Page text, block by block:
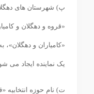
پ) شهرستان‏ های
«قروه و دهگلان و
«کامیاران و دهگلان»،
یک نماینده ایجاد می‏
ت) نام حوزه انتخابیه